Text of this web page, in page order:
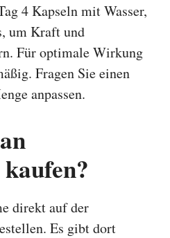
4 Kapseln mit Wasser,
um Kraft und
Für optimale Wirkung
Fragen Sie einen
anpassen.
direkt auf der
Es gibt dort